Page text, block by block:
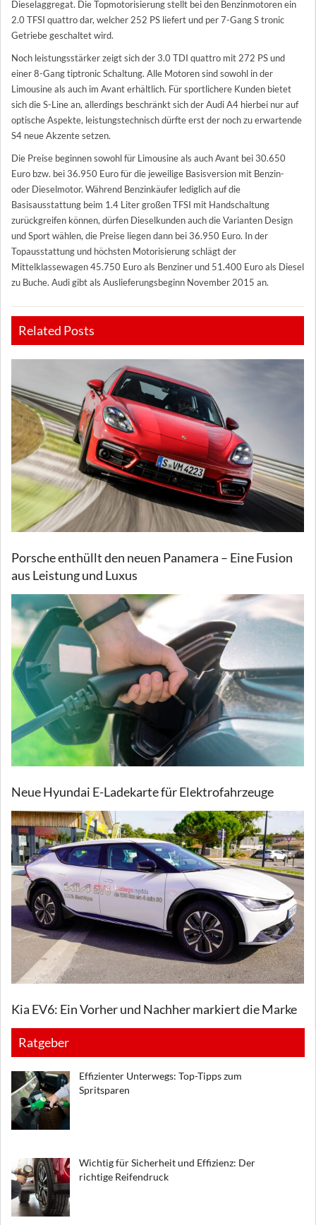
Dieselaggregat. Die Topmotorisierung stellt bei den Benzinmotoren ein
2.0 TFSI quattro dar, welcher 252 PS liefert und per 7-Gang S tronic
Getriebe geschaltet wird.
Noch leistungsstärker zeigt sich der 3.0 TDI quattro mit 272 PS und
einer 8-Gang tiptronic Schaltung. Alle Motoren sind sowohl in der
Limousine als auch im Avant erhältlich. Für sportlichere Kunden bietet
sich die S-Line an, allerdings beschränkt sich der Audi A4 hierbei nur auf
optische Aspekte, leistungstechnisch dürfte erst der noch zu erwartende
S4 neue Akzente setzen.
Die Preise beginnen sowohl für Limousine als auch Avant bei 30.650
Euro bzw. bei 36.950 Euro für die jeweilige Basisversion mit Benzin-
oder Dieselmotor. Während Benzinkäufer lediglich auf die
Basisausstattung beim 1.4 Liter großen TFSI mit Handschaltung
zurückgreifen können, dürfen Dieselkunden auch die Varianten Design
und Sport wählen, die Preise liegen dann bei 36.950 Euro. In der
Topausstattung und höchsten Motorisierung schlägt der
Mittelklassewagen 45.750 Euro als Benziner und 51.400 Euro als Diesel
zu Buche. Audi gibt als Auslieferungsbeginn November 2015 an.
Related Posts
Porsche enthüllt den neuen Panamera – Eine Fusion
aus Leistung und Luxus
Neue Hyundai E-Ladekarte für Elektrofahrzeuge
Kia EV6: Ein Vorher und Nachher markiert die Marke
Ratgeber
Effizienter Unterwegs: Top-Tipps zum
Spritsparen
Wichtig für Sicherheit und Effizienz: Der
richtige Reifendruck